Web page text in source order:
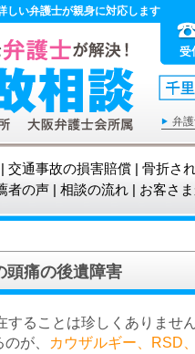
い弁護士が親身に対応します。（
弁
交通事故の損害賠償| 骨折さ
者の声| 相談の流れ| お客さ
頭痛の後遺障害
することは珍しくありませ
が、
カウザルギー、RSD